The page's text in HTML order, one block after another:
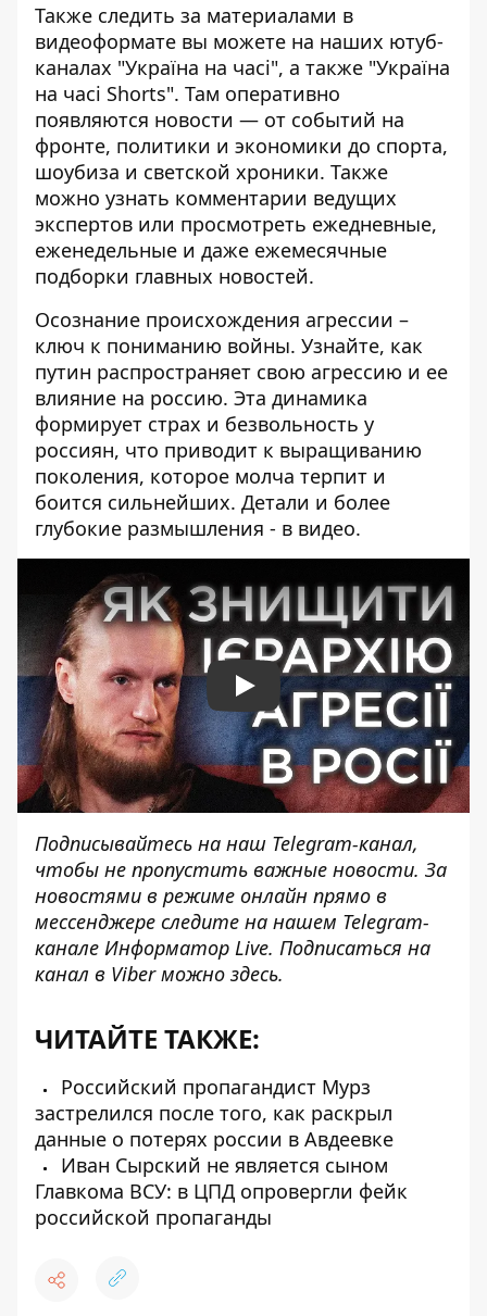
Также следить за материалами в
видеоформате вы можете на наших ютуб-
каналах "Україна на часі", а также "Україна
на часі Shorts". Там оперативно
появляются новости — от событий на
фронте, политики и экономики до спорта,
шоубиза и светской хроники. Также
можно узнать комментарии ведущих
экспертов или просмотреть ежедневные,
еженедельные и даже ежемесячные
подборки главных новостей.
Осознание происхождения агрессии –
ключ к пониманию войны. Узнайте, как
путин распространяет свою агрессию и ее
влияние на россию. Эта динамика
формирует страх и безвольность у
россиян, что приводит к выращиванию
поколения, которое молча терпит и
боится сильнейших. Детали и более
глубокие размышления - в видео.
Play
Подписывайтесь на наш Telegram-канал,
чтобы не пропустить важные новости. За
новостями в режиме онлайн прямо в
мессенджере следите на нашем Telegram-
канале Информатор Live. Подписаться на
канал в Viber можно здесь.
ЧИТАЙТЕ ТАКЖЕ:
Российский пропагандист Мурз
застрелился после того, как раскрыл
данные о потерях россии в Авдеевке
Иван Сырский не является сыном
Главкома ВСУ: в ЦПД опровергли фейк
российской пропаганды